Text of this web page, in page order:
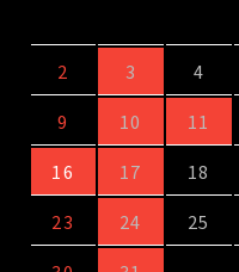
2
3 4
9
10 11
16
17 18
23
24 25